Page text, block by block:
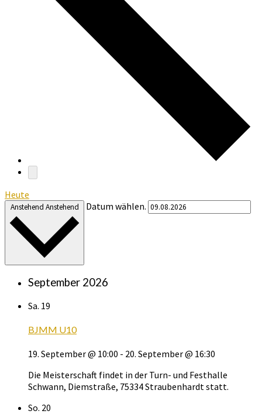
Heute
Anstehend Anstehend Datum wählen.
September 2026
Sa. 19
BJMM U10
19. September @ 10:00 - 20. September @ 16:30
Die Meisterschaft findet in der Turn- und Festhalle
Schwann, Diemstraße, 75334 Straubenhardt statt.
So. 20